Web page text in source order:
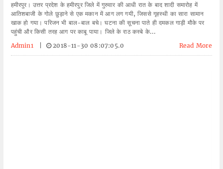
हमीरपुर। उत्तर प्रदेश के हमीरपुर जिले में गुरुवार की आधी रात के बाद शादी समारोह में
आतिशबाजी के गोले छुड़ाने से एक मकान में आग लग गयी, जिससे गृहस्थी का सारा सामान
खाक हो गया। परिजन भी बाल-बाल बचे। घटना की सूचना पाते ही दमकल गाड़ी मौके पर
पहुंची और किसी तरह आग पर काबू पाया। जिले के राठ कस्बे के...
Admin1
2018-11-30 08:07:05.0 Read More